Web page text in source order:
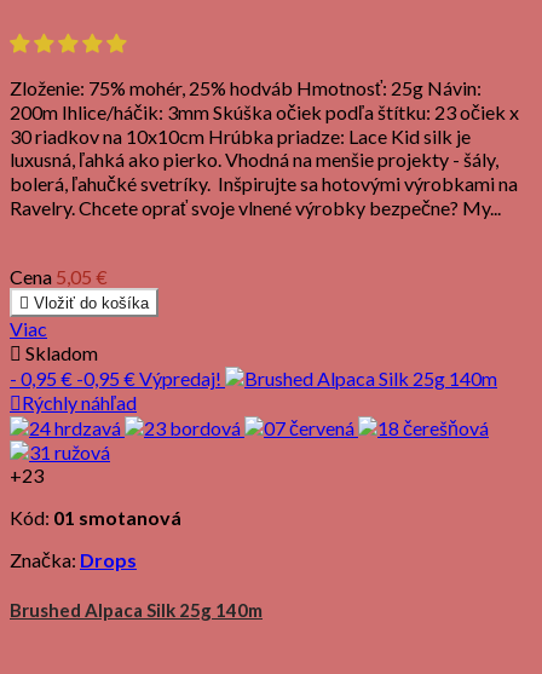
Zloženie: 75% mohér, 25% hodváb Hmotnosť: 25g Návin:
200m Ihlice/háčik: 3mm Skúška očiek podľa štítku: 23 očiek x
30 riadkov na 10x10cm Hrúbka priadze: Lace Kid silk je
luxusná, ľahká ako pierko. Vhodná na menšie projekty - šály,
bolerá, ľahučké svetríky. Inšpirujte sa hotovými výrobkami na
Ravelry. Chcete oprať svoje vlnené výrobky bezpečne? My...
Cena 5,05 €
 Vložiť do košíka
Viac
 Skladom
- 0,95 € -0,95 €Výpredaj!
Rýchly náhľad
+23
Kód: 01 smotanová
Značka: Drops
Brushed Alpaca Silk 25g 140m